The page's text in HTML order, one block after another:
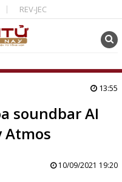
REV-JEC
13:55
soundbar AI
Atmos
10/09/2021 19:20